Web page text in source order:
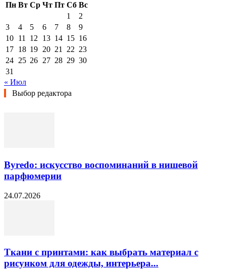
Пн Вт Ср Чт Пт Сб Вс
1
2
3
4 5 6 7 8
9
10 11 12 13 14 15 16
17 18 19 20 21 22 23
24 25 26 27 28 29 30
31
« Июл
Выбор редактора
Byredo: искусство воспоминаний в нишевой
парфюмерии
24.07.2026
Ткани с принтами: как выбрать материал с
рисунком для одежды, интерьера...